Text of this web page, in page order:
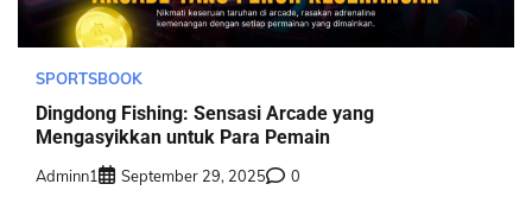
SPORTSBOOK
Dingdong Fishing: Sensasi Arcade yang
Mengasyikkan untuk Para Pemain
Adminn1 September 29, 2025 0